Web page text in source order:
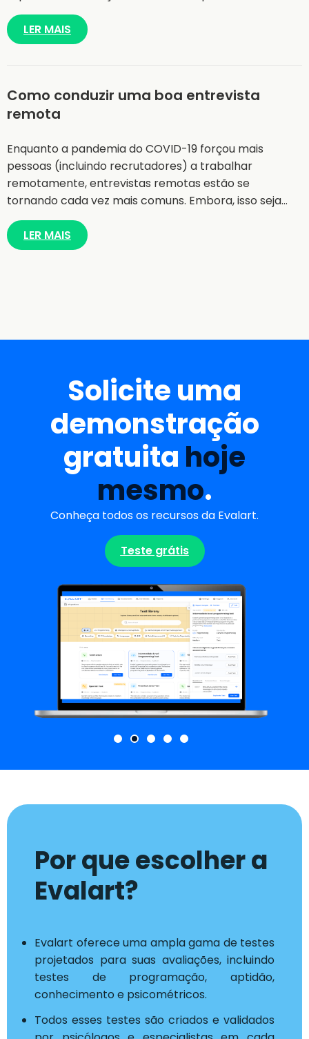
LER MAIS
Como conduzir uma boa entrevista
remota
Enquanto a pandemia do COVID-19 forçou mais
pessoas (incluindo recrutadores) a trabalhar
remotamente, entrevistas remotas estão se
tornando cada vez mais comuns. Embora, isso seja…
LER MAIS
Solicite uma
demonstração
gratuita hoje
mesmo.
Conheça todos os recursos da Evalart.
Teste grátis
Por que escolher a
Evalart?
Evalart oferece uma ampla gama de testes
projetados para suas avaliações, incluindo
testes de programação, aptidão,
conhecimento e psicométricos.
Todos esses testes são criados e validados